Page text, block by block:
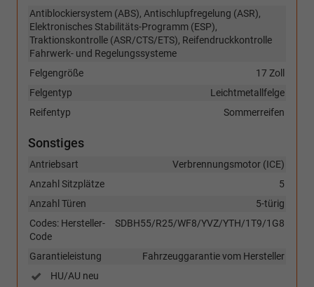
Antiblockiersystem (ABS), Antischlupfregelung (ASR),
Elektronisches Stabilitäts-Programm (ESP),
Traktionskontrolle (ASR/CTS/ETS), Reifendruckkontrolle
Fahrwerk- und Regelungssysteme
17 Zoll
Felgengröße
Leichtmetallfelge
Felgentyp
Sommerreifen
Reifentyp
Sonstiges
Verbrennungsmotor (ICE)
Antriebsart
5
Anzahl Sitzplätze
5-türig
Anzahl Türen
SDBH55/R25/WF8/YVZ/YTH/1T9/1G8
Codes: Hersteller-
Code
Fahrzeuggarantie vom Hersteller
Garantieleistung
HU/AU neu